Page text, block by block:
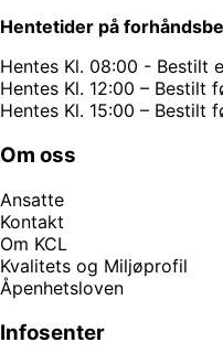
Hentetider på
Hentes Kl. 08:00 - Bestilt
Hentes Kl. 12:00 – Bestilt
Hentes Kl. 15:00 – Bestilt
Om oss
Ansatte
Kontakt
Om KCL
Kvalitets og Miljøprofil
Åpenhetsloven
Infosenter